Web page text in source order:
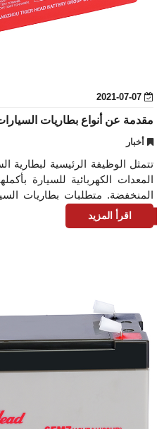
مقدمة عن أنواع بطاريات
أخبار
تتمثل الوظيفة الرئيسية لبطارية
المعدات الكهربائية للسيارة
المنخفضة. متطلبات بطاريات
داخلية صغيرة، وقدرة
اقرأ المزيد